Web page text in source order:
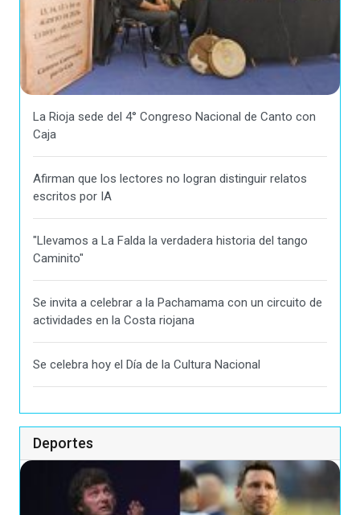
La Rioja sede del 4° Congreso Nacional de Canto con
Caja
Afirman que los lectores no logran distinguir relatos
escritos por IA
"Llevamos a La Falda la verdadera historia del tango
Caminito"
Se invita a celebrar a la Pachamama con un circuito de
actividades en la Costa riojana
Se celebra hoy el Día de la Cultura Nacional
Deportes